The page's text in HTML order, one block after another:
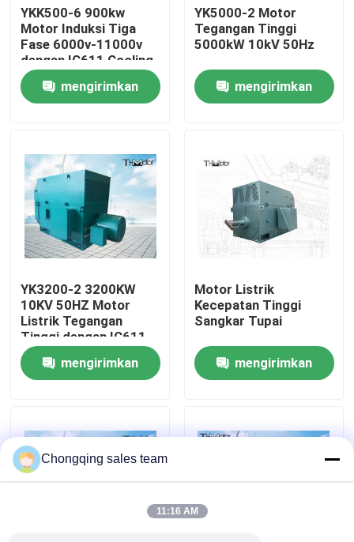
Rumah
Tentang kami
Tur Pabrik
Kontrol kualitas
Hubungi kami
Berita
Blog
Permintaan Penawaran
YKK500-6 900kw
Motor Induksi Tiga
Fase 6000v-11000v
dengan IC611 Cooling
mengirimkan
YK5000-2 Motor
Tegangan Tinggi
5000kW 10kV 50Hz
mengirimkan
YK3200-2 3200KW
10KV 50HZ Motor
Listrik Tegangan
Tinggi dengan IC611
Pendingin untuk
Aplikasi Blast Blower
mengirimkan
Motor Listrik
Kecepatan Tinggi
Sangkar Tupai
mengirimkan
Chongqing sales team
11:16 AM